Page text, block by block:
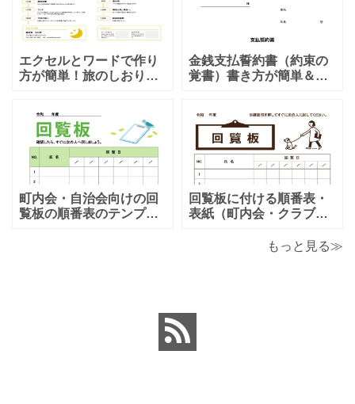
エクセルとワードで作り
方が簡単！旅のしおり
おすすめのテンプレート
となります。温泉旅行や
家族旅行など様々な用途
で、楽しく利用出来る旅
のしおりの素材となりま
す。ダウンロード後に簡
単に編集出来るエクセ
金銭支払誓約書（約束の
覚書）書き方が簡単＆項
す。シンプルな項目にな
りますので、利用用途に
より項目や内容を編集し
利用する事が可能です。
シンプルで簡易的な素材
となりますので、金銭支
払誓約書を作成時に用途
町内会・自治会向けの回
覧板の順番表のテンプレ
回覧板に付ける順番表・
表紙（町内会・クラブの
る「Excel・Word・
る「Excel・Word・
PDF」
もっと見る≫